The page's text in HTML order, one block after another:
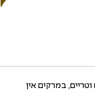
במרקים אין